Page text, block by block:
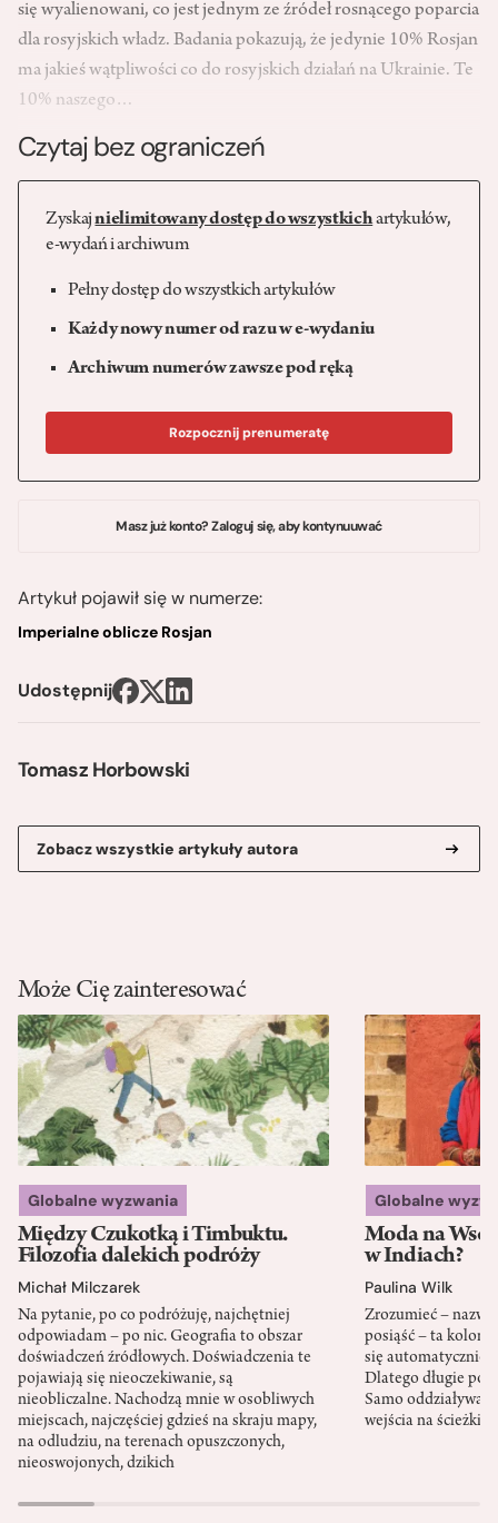
Tomasz Horbowski
Zobacz wszystkie artykuły autora
się wyalienowani, co jest jednym ze źródeł rosnącego poparcia
dla rosyjskich władz. Badania pokazują, że jedynie 10% Rosjan
ma jakieś wątpliwości co do rosyjskich działań na Ukrainie. Te
10% naszego…
Czytaj bez ograniczeń
Zyskajnielimitowany dostęp do wszystkichartykułów,
e-wydań i archiwum
Pełny dostęp do wszystkich artykułów
Każdy nowy numer od razu w e-wydaniu
Archiwum numerów zawsze pod ręką
Rozpocznij prenumeratę
Masz już konto? Zaloguj się, aby kontynuuwać
Artykuł pojawił się w numerze:
Imperialne oblicze Rosjan
Udostępnij
Może Cię zainteresować
Globalne wyzwania
Między Czukotką i Timbuktu.
Filozofia dalekich podróży
Michał Milczarek
Na pytanie, po co podróżuję, najchętniej
odpowiadam – po nic. Geografia to obszar
doświadczeń źródłowych. Doświadczenia te
pojawiają się nieoczekiwanie, są
nieobliczalne. Nachodzą mnie w osobliwych
miejscach, najczęściej gdzieś na skraju mapy,
na odludziu, na terenach opuszczonych,
nieoswojonych, dzikich
Globalne
Moda na
w Indiach?
Paulina Wilk
Zrozumieć –
posiąść – ta
się automatycznie,
Dlatego długie
Samo
wejścia na ścieżki